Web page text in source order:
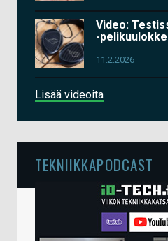
Video:
-
11.2.2026
Lisää videoita
TEKNIIKKAPODCAST